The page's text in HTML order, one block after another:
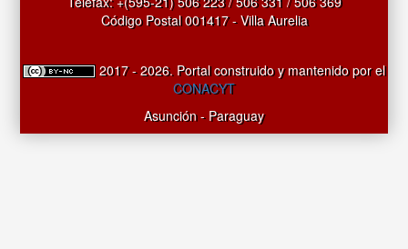
Código Postal 001417 - Villa Aurelia
2017 - 2026. Portal construido y mantenido por el
CONACYT
Asunción - Paraguay